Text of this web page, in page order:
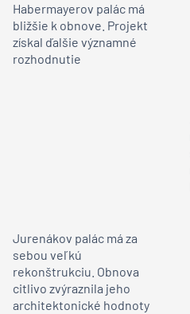
Habermayerov palác má
bližšie k obnove. Projekt
získal ďalšie významné
rozhodnutie
Jurenákov palác má za
sebou veľkú
rekonštrukciu. Obnova
citlivo zvýraznila jeho
architektonické hodnoty